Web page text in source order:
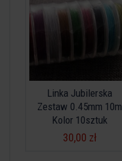
Linka Jubilerska
Zestaw 0.45mm 10m
Kolor 10sztuk
30,00 zł